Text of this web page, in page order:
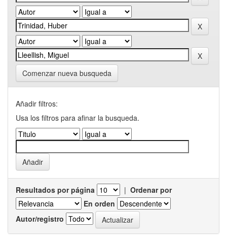
Comenzar nueva busqueda
Añadir filtros:
Usa los filtros para afinar la busqueda.
Resultados por página | Ordenar por
En orden
Autor/registro